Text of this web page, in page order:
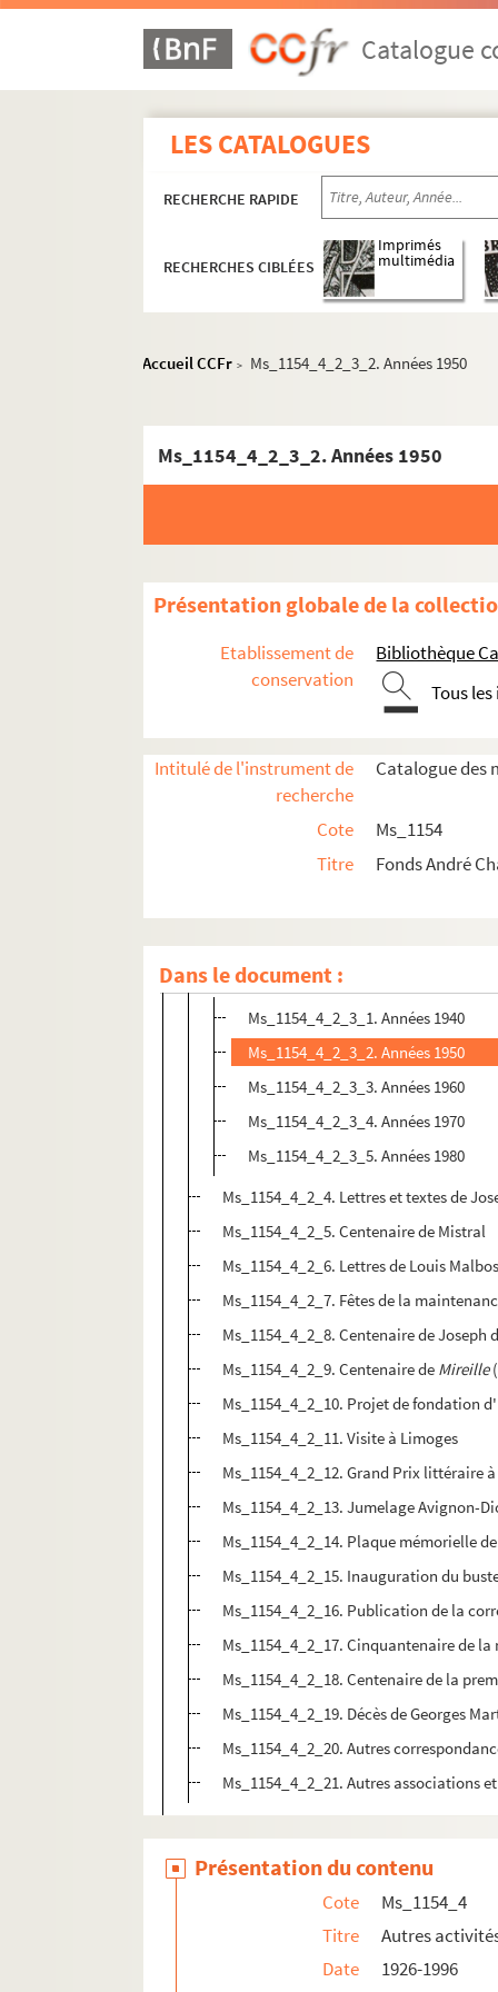
Catalogue
LES CATALOGUES
RECHERCHE RAPIDE
RECHERCHES CIBLÉES
Imprimés
multimédia
Accueil CCFr > Ms_1154_4_2_3_2. Années 1950
Ms_1154_4_2_3_2. Années 1950
Présentation globale de la
Etablissement de
conservation
Bibliothèque
Tous
Intitulé de l'instrument de
recherche
Catalogue des
Cote
Ms_1154
Titre
Fonds André
Dans le document :
Ms_1154_1. Oeuvre écrite
Ms_1154_3. Editeurs, traducteurs et droits
Ms_1154_4. Autres activités littéraires
Ms_1154_4_1. Académie française
Ms_1154_4_2. Félibrige
Ms_1154_4_2_2. Affaires courantes
Ms_1154_4_2_3. Museon Arlaten
Ms_1154_4_2_3_1. Années 1940
Ms_1154_4_2_3_2. Années 1950
Ms_1154_4_2_3_3. Années 1960
Ms_1154_4_2_3_4. Années 1970
Ms_1154_4_2_3_5. Années 1980
Ms_1154_4_2_4. Lettres et textes de
Ms_1154_4_2_5. Centenaire de Mistral
Ms_1154_4_2_6. Lettres de Louis
Ms_1154_4_2_7. Fêtes de la
Ms_1154_4_2_8. Centenaire de Joseph
Ms_1154_4_2_9. Centenaire de Mireille
Ms_1154_4_2_10. Projet de fondation
Ms_1154_4_2_11. Visite à Limoges
Ms_1154_4_2_12. Grand Prix littéraire
Ms_1154_4_2_13. Jumelage Avignon-
Ms_1154_4_2_14. Plaque mémorielle
Ms_1154_4_2_15. Inauguration du
Ms_1154_4_2_16. Publication de la
Ms_1154_4_2_17. Cinquantenaire de
Ms_1154_4_2_18. Centenaire de la
Ms_1154_4_2_19. Décès de Georges
Ms_1154_4_2_20. Autres
Ms_1154_4_2_21. Autres associations
Ms_1154_4_4. Grand prix international de
Ms_1154_4_5. VIe Rencontres
Ms_1154_4_6. Conférence internationale
Ms_1154_4_7. Prix culturel Plaisir de
Présentation du contenu
Cote
Ms_1154_4
Titre
Autres
Date
1926-1996